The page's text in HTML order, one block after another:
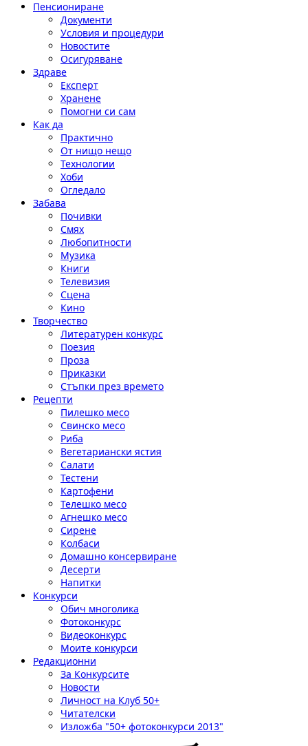
Пенсиониране
Документи
Условия и процедури
Новостите
Осигуряване
Здраве
Експерт
Хранене
Помогни си сам
Как да
Практично
От нищо нещо
Технологии
Хоби
Огледало
Забава
Почивки
Смях
Любопитности
Музика
Книги
Телевизия
Сцена
Кино
Творчество
Литературен конкурс
Поезия
Проза
Приказки
Стъпки през времето
Рецепти
Пилешко месо
Свинско месо
Риба
Вегетариански ястия
Салати
Тестени
Картофени
Телешко месо
Агнешко месо
Сирене
Колбаси
Домашно консервиране
Десерти
Напитки
Конкурси
Обич многолика
Фотоконкурс
Видеоконкурс
Моите конкурси
Редакционни
За Конкурсите
Новости
Личност на Клуб 50+
Читателски
Изложба "50+ фотоконкурси 2013"